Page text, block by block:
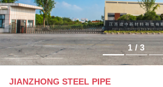
2 /3
JIANZHONG STEEL PIPE